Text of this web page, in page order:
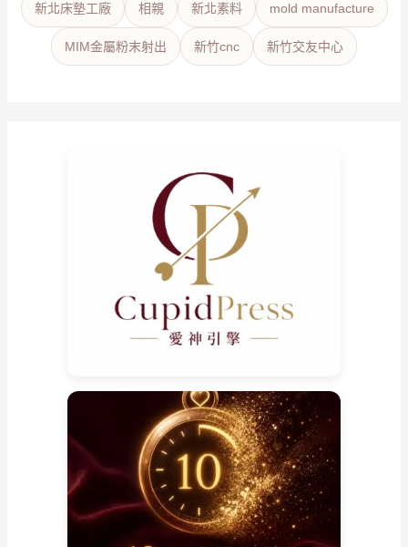
新北床墊工廠 相親 新北素料 mold manufacture
MIM金屬粉末射出 新竹cnc 新竹交友中心